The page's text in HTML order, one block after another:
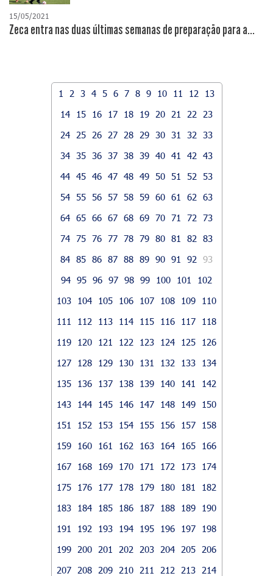
15/05/2021
Zeca entra nas duas últimas semanas de preparação para a...
1 2 3 4 5 6 7 8 9 10 11 12
13
14
15 16 17 18 19 20 21 22
23
24
25 26 27 28 29 30 31 32
33
34 35 36 37 38 39 40 41 42
43
44 45 46 47 48 49 50 51 52
53
54 55 56 57 58 59 60 61 62
63
64 65 66 67 68 69 70 71 72
73
74 75 76 77 78 79 80 81 82
83
84 85 86 87 88 89 90 91 92
93
94 95 96 97 98 99 100 101
102
103
104 105 106 107 108 109
110
111
112 113 114 115 116 117
118
119
120 121 122 123 124 125
126
127
128 129 130 131 132 133
134
135
136 137 138 139 140 141
142
143
144 145 146 147 148 149
150
151
152 153 154 155 156 157
158
159
160 161 162 163 164 165
166
167
168 169 170 171 172 173
174
175
176 177 178 179 180 181
182
183
184 185 186 187 188 189
190
191
192 193 194 195 196 197
198
199
200 201 202 203 204 205
206
207
208 209 210 211 212 213
214